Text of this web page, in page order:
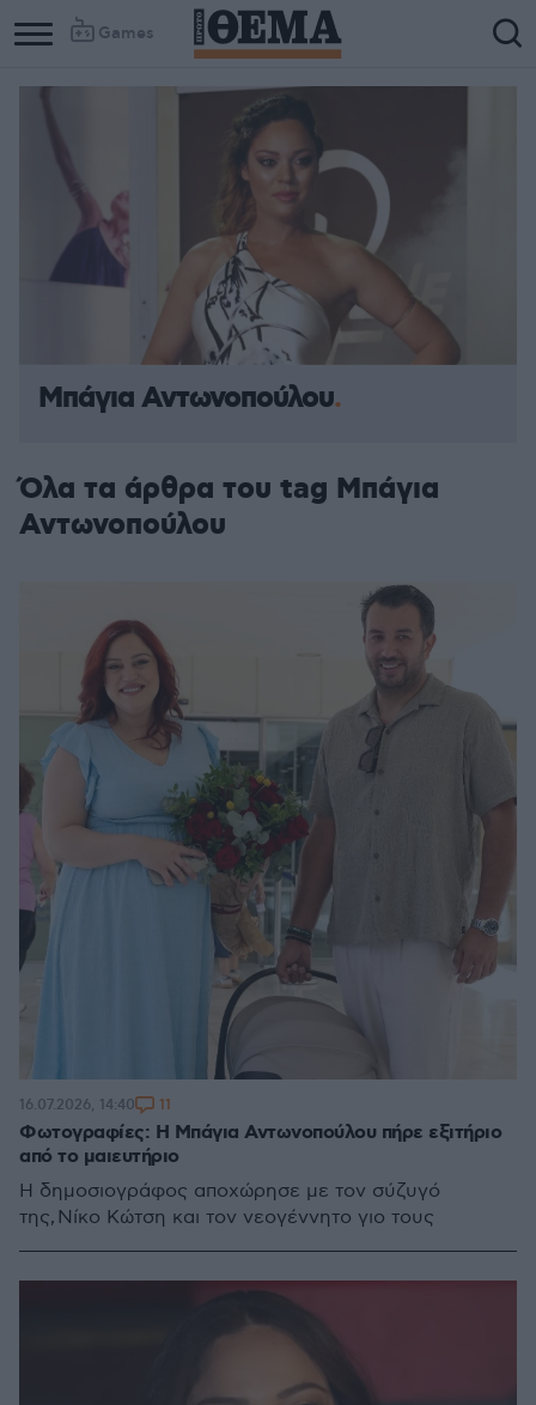
Games
Μπάγια Αντωνοπούλου
Όλα τα άρθρα του tag Μπάγια
Αντωνοπούλου
Φωτογραφίες: Η Μπάγια Αντωνοπούλου πήρε εξιτήριο
από το μαιευτήριο
Η δημοσιογράφος αποχώρησε με τον σύζυγό
της, Νίκο Κώτση και τον νεογέννητο γιο τους
16.07.2026, 14:40 11